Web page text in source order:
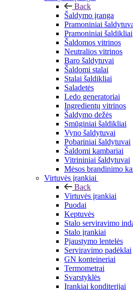
Back
Šaldymo įranga
Pramoniniai
Pramoniniai šaldikliai
Šaldomos vitrinos
Neutralios vitrinos
Baro šaldytuvai
Šaldomi stalai
Stalai šaldikliai
Saladetės
Ledo generatoriai
Ingredientų vitrinos
Šaldymo dežės
Smūginiai šaldikliai
Vyno šaldytuvai
Pobariniai šaldytuvai
Šaldomi kambariai
Vitrininiai šaldytuvai
Mėsos brandinimo
Virtuvės įrankiai
Back
Virtuvės įrankiai
Puodai
Keptuvės
Stalo serviravimo
Stalo įrankiai
Pjaustymo lentelės
Serviravimo padėklai
GN konteineriai
Termometrai
Svarstyklės
Įrankiai konditerijai